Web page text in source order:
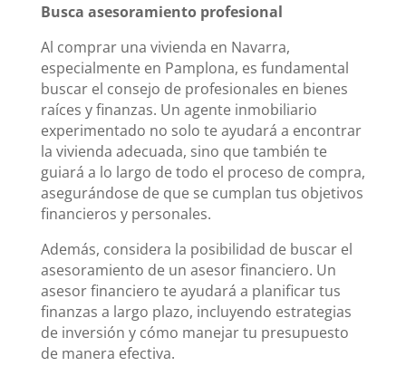
Busca asesoramiento profesional
Al comprar una vivienda en Navarra,
especialmente en Pamplona, es fundamental
buscar el consejo de profesionales en bienes
raíces y finanzas. Un agente inmobiliario
experimentado no solo te ayudará a encontrar
la vivienda adecuada, sino que también te
guiará a lo largo de todo el proceso de compra,
asegurándose de que se cumplan tus objetivos
financieros y personales.
Además, considera la posibilidad de buscar el
asesoramiento de un asesor financiero. Un
asesor financiero te ayudará a planificar tus
finanzas a largo plazo, incluyendo estrategias
de inversión y cómo manejar tu presupuesto
de manera efectiva.